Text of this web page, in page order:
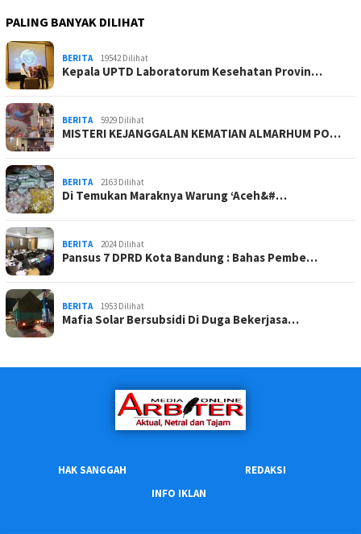
PALING BANYAK DILIHAT
BERITA 19542 Dilihat
Kepala UPTD Laboratorum Kesehatan Provin…
BERITA 5929 Dilihat
MISTERI KEJANGGALAN KEMATIAN ALMARHUM PO…
BERITA 2163 Dilihat
Di Temukan Maraknya Warung ‘Aceh&#…
BERITA 2024 Dilihat
Pansus 7 DPRD Kota Bandung : Bahas Pembe…
BERITA 1953 Dilihat
Mafia Solar Bersubsidi Di Duga Bekerjasa…
HAK SANGGAH
REDAKSI
INFO IKLAN